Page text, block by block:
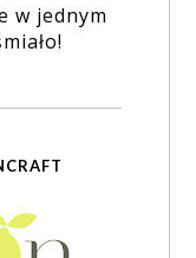
w jednym